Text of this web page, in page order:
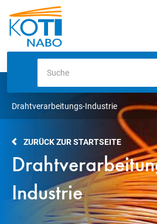
Drahtverarbeitungs-Industrie
ZURÜCK ZUR STARTSEITE
Industrie